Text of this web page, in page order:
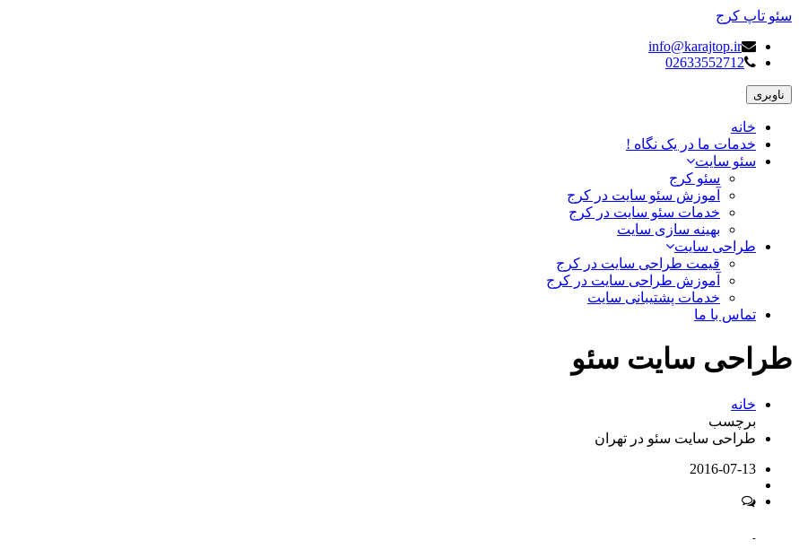
سئو تاپ کرج
info@karajtop.ir
02633552712
ناوبری
خانه
خدمات ما در یک نگاه !
سئو سایت
سئو کرج
آموزش سئو سایت در کرج
خدمات سئو سایت در کرج
بهینه سازی سایت
طراحی سایت
قیمت طراحی سایت در کرج
آموزش طراحی سایت در کرج
خدمات پشتیبانی سایت
تماس با ما
طراحی سایت سئو
خانه
برچسب
طراحی سایت سئو در تهران
2016-07-13
-